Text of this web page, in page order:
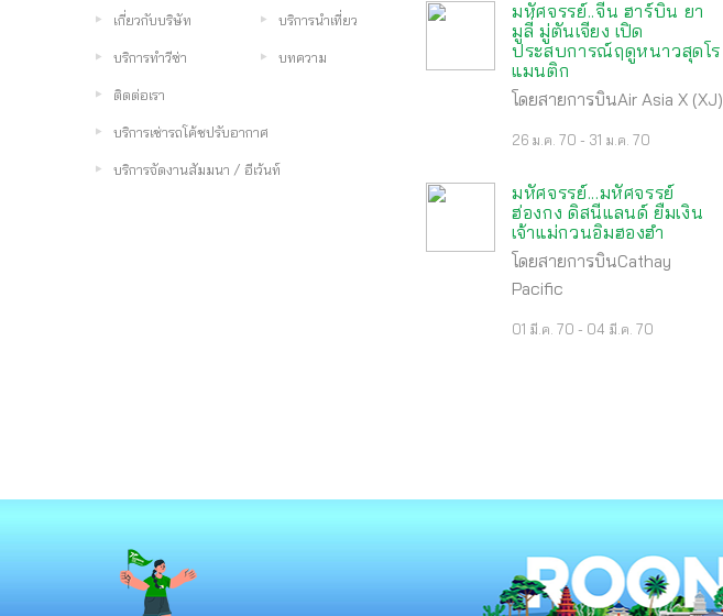
เกี่ยวกับบริษัท บริการนำเที่ยว
บริการทำวีซ่า บทความ
ติดต่อเรา
บริการเช่ารถโค้ชปรับอากาศ
บริการจัดงานสัมมนา / อีเว้นท์
มหัศจรรย์..จีน ฮาร์บิน ยา
มูลี่ มู่ตันเจียง เปิด
ประสบการณ์ฤดูหนาวสุดโร
แมนติก
โดยสายการบินAir Asia X (XJ)
26 ม.ค. 70 - 31 ม.ค. 70
มหัศจรรย์...มหัศจรรย์
ฮ่องกง ดิสนีแลนด์ ยืมเงิน
เจ้าแม่กวนอิมฮองฮำ
โดยสายการบินCathay
Pacific
01 มี.ค. 70 - 04 มี.ค. 70